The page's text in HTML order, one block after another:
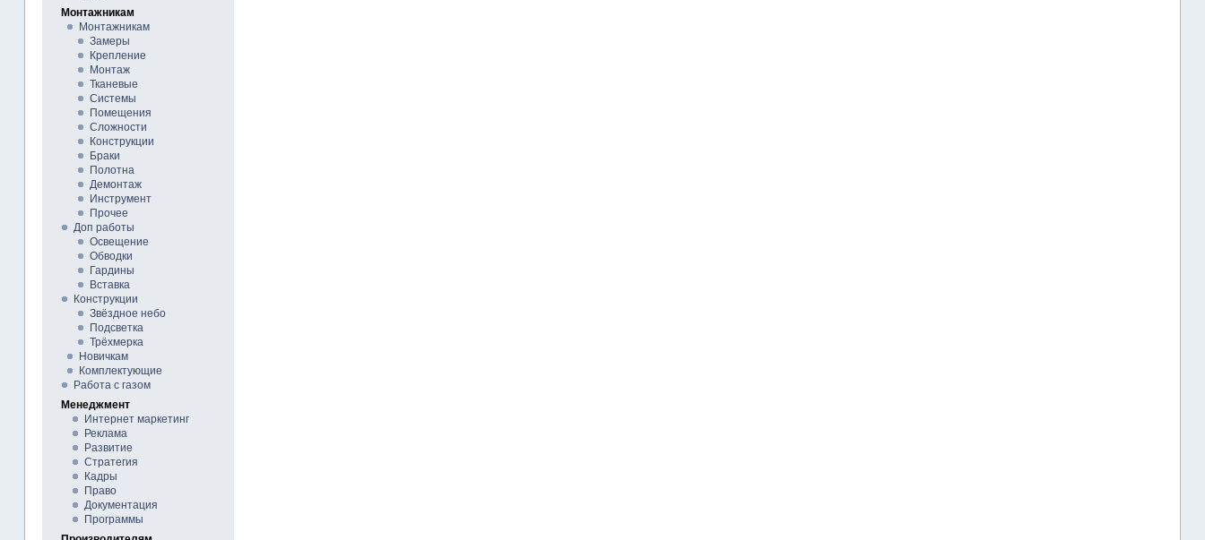
Монтажникам
Монтажникам
Замеры
Крепление
Монтаж
Тканевые
Системы
Помещения
Сложности
Конструкции
Браки
Полотна
Демонтаж
Инструмент
Прочее
Доп работы
Освещение
Обводки
Гардины
Вставка
Конструкции
Звёздное небо
Подсветка
Трёхмерка
Новичкам
Комплектующие
Работа с газом
Менеджмент
Интернет маркетинг
Реклама
Развитие
Стратегия
Кадры
Право
Документация
Программы